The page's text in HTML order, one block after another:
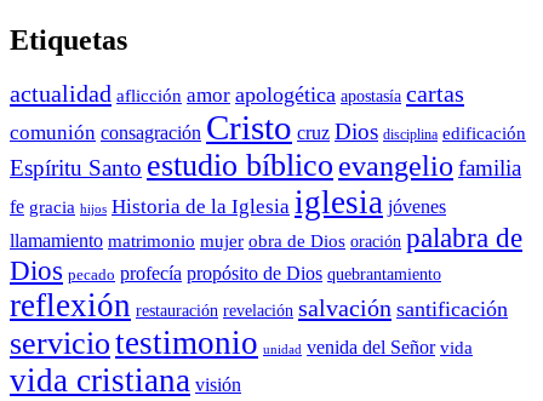
Etiquetas
actualidad aflicción amor apologética apostasía cartas
comunión consagración Cristo cruz Dios disciplina edificación
Espíritu Santo estudio bíblico evangelio familia
fe gracia hijos Historia de la Iglesia iglesia jóvenes
llamamiento matrimonio mujer obra de Dios oración palabra de
Dios pecado profecía propósito de Dios quebrantamiento
reflexión restauración revelación salvación santificación
serviciotestimonio unidad venida del Señor vida
vida cristiana visión